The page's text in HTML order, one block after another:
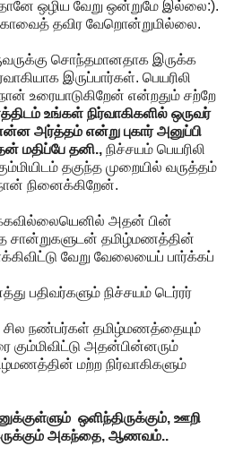
ஒழிய வேறு ஒன்றுமே இல்லை:).
தவிர வேறொன்றுமில்லை.
சொந்தமானதாக இருக்க
இருப்பார்கள். பெயரிலி
உரையாடுகிறேன் என்றதும் சற்றே
உங்கள் நிர்வாகிகளில் ஒருவர்
என்ன அர்த்தம் என்று புகார் அனுப்பி
மதிப்பே தனி., நிச்சயம் பெயரிலி
தகுந்த முறையில் வருத்தம்
நினைக்கிறேன்.
அதன் பின்
சான்றுகளுடன் தமிழ்மணத்தின்
வேறு வேலையைப் பார்க்கப்
பதிவர்களும் நிச்சயம் டெர்ரர்
நண்பர்கள் தமிழ்மணத்தையும்
கும்மிவிட்டு அதன்பின்னரும்
மற்ற நிர்வாகிகளும்
ஒளிந்திருக்கும், ஊறி
அகந்தை, ஆணவம்..